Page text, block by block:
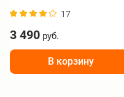
17
3 490 руб.
В корзину